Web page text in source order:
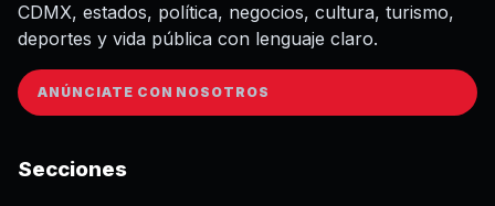
CDMX, estados, política, negocios, cultura, turismo,
deportes y vida pública con lenguaje claro.
ANÚNCIATE CON NOSOTROS
Secciones